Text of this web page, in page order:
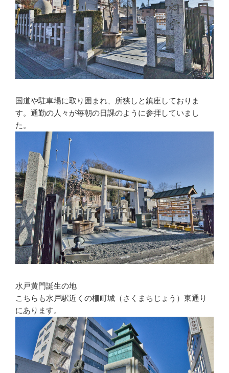
国道や駐車場に取り囲まれ、所狭しと鎮座しておりま
す。通勤の人々が毎朝の日課のように参拝していまし
た。
水戸黄門誕生の地
こちらも水戸駅近くの柵町城（さくまちじょう）東通り
にあります。